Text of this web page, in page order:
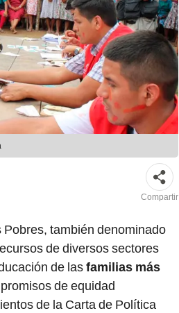
Compartir
también denominado
de diversos sectores
de lasfamilias más
de equidad
de la Carta de Política